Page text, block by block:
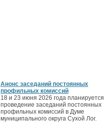
Анонс заседаний постоянных
профильных комиссий
18 и 23 июня 2026 года планируется
проведение заседаний постоянных
профильных комиссий в Думе
муниципального округа Сухой Лог.